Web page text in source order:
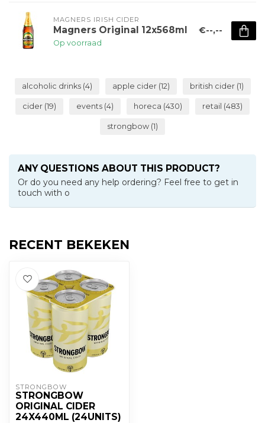
MAGNERS IRISH CIDER
Magners Original 12x568ml
Op voorraad
€--,--
alcoholic drinks (4) apple cider (12) british cider (1)
cider (19) events (4) horeca (430) retail (483)
strongbow (1)
ANY QUESTIONS ABOUT THIS PRODUCT?
Or do you need any help ordering? Feel free to get in
touch with o
RECENT BEKEKEN
STRONGBOW
STRONGBOW
ORIGINAL CIDER
24X440ML (24UNITS)